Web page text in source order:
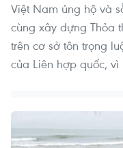
Việt Nam ủng hộ và
cùng xây dựng Thỏa
trên cơ sở tôn trọng
của Liên hợp quốc,